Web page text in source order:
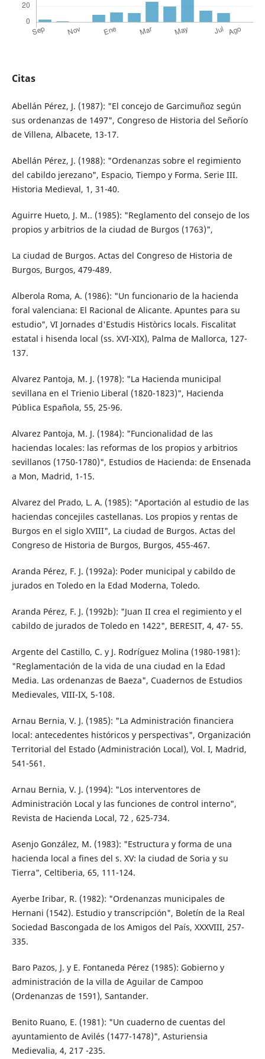
Citas
Abellán Pérez, J. (1987): "El concejo de Garcimuñoz según
sus ordenanzas de 1497", Congreso de Historia del Señorío
de Villena, Albacete, 13-17.
Abellán Pérez, J. (1988): "Ordenanzas sobre el regimiento
del cabildo jerezano", Espacio, Tiempo y Forma. Serie III.
Historia Medieval, 1, 31-40.
Aguirre Hueto, J. M.. (1985): "Reglamento del consejo de los
propios y arbitrios de la ciudad de Burgos (1763)",
La ciudad de Burgos. Actas del Congreso de Historia de
Burgos, Burgos, 479-489.
Alberola Roma, A. (1986): "Un funcionario de la hacienda
foral valenciana: El Racional de Alicante. Apuntes para su
estudio", VI Jornades d'Estudis Històrics locals. Fiscalitat
estatal i hisenda local (ss. XVI-XIX), Palma de Mallorca, 127-
137.
Alvarez Pantoja, M. J. (1978): "La Hacienda municipal
sevillana en el Trienio Liberal (1820-1823)", Hacienda
Pública Española, 55, 25-96.
Alvarez Pantoja, M. J. (1984): "Funcionalidad de las
haciendas locales: las reformas de los propios y arbitrios
sevillanos (1750-1780)", Estudios de Hacienda: de Ensenada
a Mon, Madrid, 1-15.
Alvarez del Prado, L. A. (1985): "Aportación al estudio de las
haciendas concejiles castellanas. Los propios y rentas de
Burgos en el siglo XVIII", La ciudad de Burgos. Actas del
Congreso de Historia de Burgos, Burgos, 455-467.
Aranda Pérez, F. J. (1992a): Poder municipal y cabildo de
jurados en Toledo en la Edad Moderna, Toledo.
Aranda Pérez, F. J. (1992b): "Juan II crea el regimiento y el
cabildo de jurados de Toledo en 1422", BERESIT, 4, 47- 55.
Argente del Castillo, C. y J. Rodríguez Molina (1980-1981):
"Reglamentación de la vida de una ciudad en la Edad
Media. Las ordenanzas de Baeza", Cuadernos de Estudios
Medievales, VIII-IX, 5-108.
Arnau Bernia, V. J. (1985): "La Administración financiera
local: antecedentes históricos y perspectivas", Organización
Territorial del Estado (Administración Local), Vol. I, Madrid,
541-561.
Arnau Bernia, V. J. (1994): "Los interventores de
Administración Local y las funciones de control interno",
Revista de Hacienda Local, 72 , 625-734.
Asenjo González, M. (1983): "Estructura y forma de una
hacienda local a fines del s. XV: la ciudad de Soria y su
Tierra", Celtiberia, 65, 111-124.
Ayerbe Iribar, R. (1982): "Ordenanzas municipales de
Hernani (1542). Estudio y transcripción", Boletín de la Real
Sociedad Bascongada de los Amigos del País, XXXVIII, 257-
335.
Baro Pazos, J. y E. Fontaneda Pérez (1985): Gobierno y
administración de la villa de Aguilar de Campoo
(Ordenanzas de 1591), Santander.
Benito Ruano, E. (1981): "Un cuaderno de cuentas del
ayuntamiento de Avilés (1477-1478)", Asturiensia
Medievalia, 4, 217 -235.